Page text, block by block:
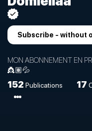
Subscribe - without
MON ABONNEMENT EN
👸🏽💦
152 Publications 17